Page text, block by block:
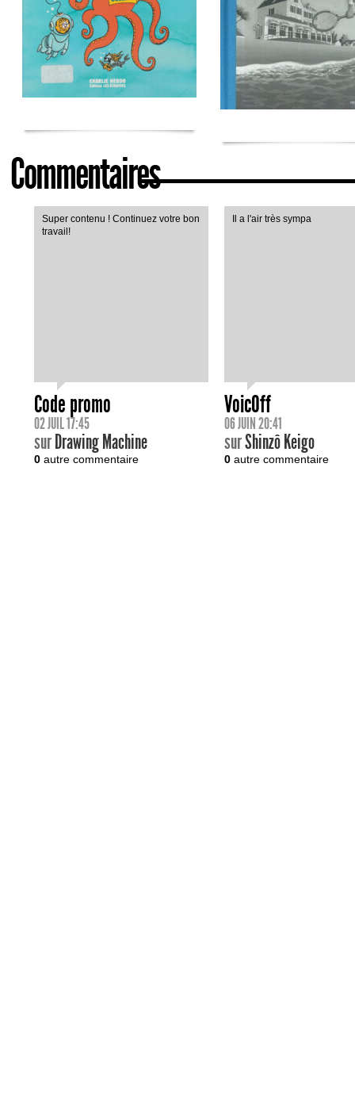
Commentaires
Super contenu ! Continuez votre bon
travail!
Code promo
02 JUIL 17:45
sur Drawing Machine
0autre commentaire
Il a l'air très sympa
VoicOff
06 JUIN 20:41
surShinzô Keigo
0autre commentaire